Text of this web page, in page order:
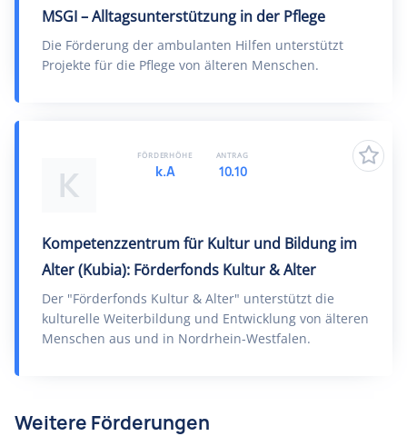
MSGI – Alltagsunterstützung in der Pflege
Die Förderung der ambulanten Hilfen unterstützt
Projekte für die Pflege von älteren Menschen.
K
Kompetenzzentrum für Kultur und Bildung im
Alter (Kubia): Förderfonds Kultur & Alter
Der "Förderfonds Kultur & Alter" unterstützt die
kulturelle Weiterbildung und Entwicklung von älteren
Menschen aus und in Nordrhein-Westfalen.
FÖRDERHÖHE
k.A
ANTRAG
10.10
Weitere Förderungen